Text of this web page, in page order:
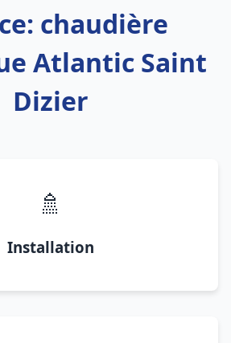
chaudière
Atlantic Saint
Dizier
🚿
Installation